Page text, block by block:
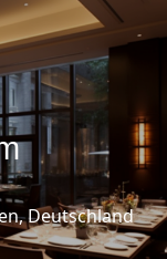
Deutschland